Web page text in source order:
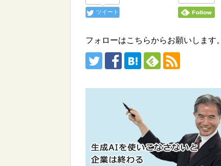
ツイート
フォローはこちらからお願いします。